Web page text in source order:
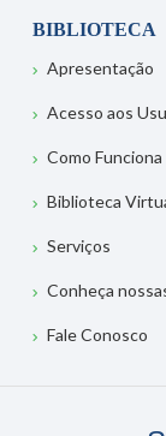
BIBLIOTECA
Apresentação
Acesso aos
Como Funciona
Biblioteca
Serviços
Conheça
Fale Conosco